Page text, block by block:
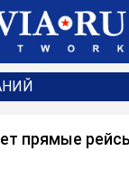
прямые